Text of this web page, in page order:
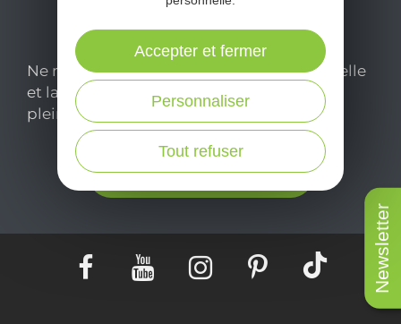
Newsletter
Ne manquez pas notre newsletter mensuelle
et laissez-vous inspirer pour profiter
pleinement de votre séjour en Aveyron.
Je m'abonne ici
Tout refuser
Personnaliser
Accepter et fermer